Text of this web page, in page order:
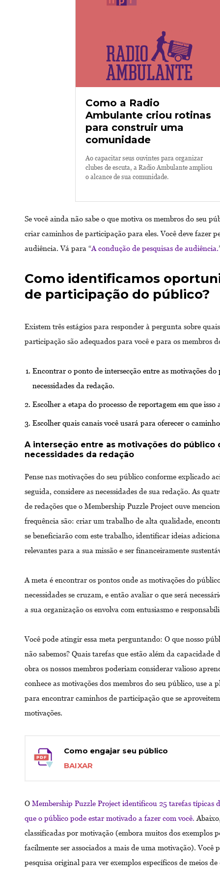
Como a Radio
Ambulante criou rotinas
para construir uma
comunidade
Ao capacitar seus ouvintes para organizar
clubes de escuta, a Radio Ambulante ampliou
o alcance de sua comunidade.
Se você ainda não sabe o que motiva os membros do seu
criar caminhos de participação para eles. Você deve fazer
audiência. Vá para “A condução de pesquisas de audiência.
Como identificamos
de participação do público?
Existem três estágios para responder à pergunta sobre
participação são adequados para você e para os membros
Encontrar o ponto de intersecção entre as motivações do
necessidades da redação.
Escolher a etapa do processo de reportagem em que isso
Escolher quais canais você usará para oferecer o
A interseção entre as motivações do público
necessidades da redação
Pense nas motivações do seu público conforme explicado
seguida, considere as necessidades de sua redação. As
de redações que o Membership Puzzle Project ouve
frequência são: criar um trabalho de alta qualidade,
se beneficiarão com este trabalho, identificar ideias
relevantes para a sua missão e ser financeiramente
A meta é encontrar os pontos onde as motivações do
necessidades se cruzam, e então avaliar o que será
a sua organização os envolva com entusiasmo e
Você pode atingir essa meta perguntando: O que nosso
não sabemos? Quais tarefas que estão além da capacidade
obra os nossos membros poderiam considerar valioso
conhece as motivações dos membros do seu público, use a
para encontrar caminhos de participação que se aproveitem
motivações.
Como engajar seu público
BAIXAR
O Membership Puzzle Project identificou 25 tarefas típicas
que o público pode estar motivado a fazer com você.
classificadas por motivação (embora muitos dos exemplos
facilmente ser associados a mais de uma motivação). Você
pesquisa original para ver exemplos específicos de meios